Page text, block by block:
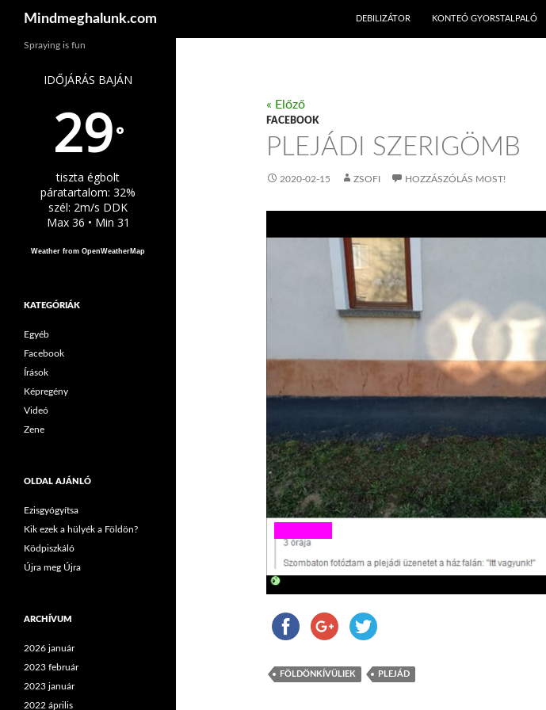
Mindmeghalunk.com
DEBILIZÁTOR
KONTEÓ GYORSTALPALÓ
« Előző
FACEBOOK
PLEJÁDI SZERIGÖMB
2020-02-15 ZSOFI HOZZÁSZÓLÁS MOST!
FÖLDÖNKÍVÜLIEK PLEJÁD
Spraying is fun
IDŐJÁRÁS BAJÁN
29°
tiszta égbolt
páratartalom: 32%
szél: 2m/s DDK
Max 36 • Min 31
Weather from OpenWeatherMap
KATEGÓRIÁK
Egyéb
Facebook
Írások
Képregény
Videó
Zene
OLDAL AJÁNLÓ
Ezisgyógyítsa
Kik ezek a hülyék a Földön?
Ködpiszkáló
Újra meg Újra
ARCHÍVUM
2026 január
2023 február
2023 január
2022 április